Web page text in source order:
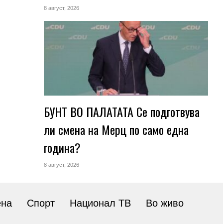
8 август, 2026
БУНТ ВО ПАЛАТАТА Се подготвува
ли смена на Мерц по само една
година?
8 август, 2026
Спорт Национал ТВ Во живо